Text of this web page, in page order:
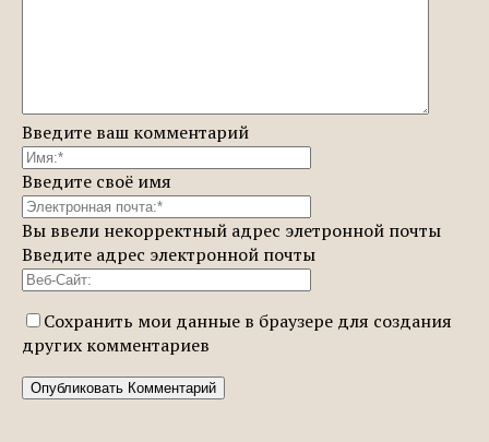
Введите ваш комментарий
Введите своё имя
Вы ввели некорректный адрес элетронной почты
Введите адрес электронной почты
Сохранить мои данные в браузере для создания
других комментариев